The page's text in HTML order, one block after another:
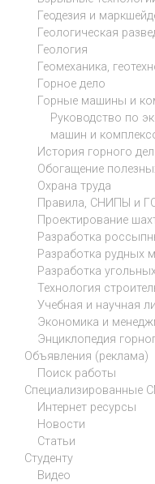
Геодезия и
Геологическая
Геология
Геомеханика,
Горное дело
Горные машины и
Руководство по
машин и
История горного
Обогащение
Охрана труда
Правила, СНИПЫ и
Проектирование
Разработка
Разработка рудных
Разработка
Технология
Учебная и научная
Экономика и
Энциклопедия
Объявления (реклама)
Поиск работы
Специализированные
Интернет ресурсы
Новости
Статьи
Студенту
Видео